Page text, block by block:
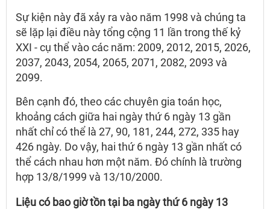
Sự kiện này đã xảy ra vào năm 1998 và chúng ta
sẽ lặp lại điều này tổng cộng 11 lần trong thế kỷ
XXI - cụ thể vào các năm: 2009, 2012, 2015, 2026,
2037, 2043, 2054, 2065, 2071, 2082, 2093 và
2099.
Bên cạnh đó, theo các chuyên gia toán học,
khoảng cách giữa hai ngày thứ 6 ngày 13 gần
nhất chỉ có thể là 27, 90, 181, 244, 272, 335 hay
426 ngày. Do vậy, hai thứ 6 ngày 13 gần nhất có
thể cách nhau hơn một năm. Đó chính là trường
hợp 13/8/1999 và 13/10/2000.
Liệu có bao giờ tồn tại ba ngày thứ 6 ngày 13